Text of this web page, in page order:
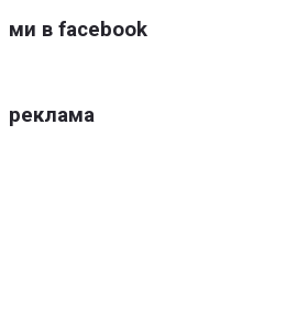
ми в facebook
реклама